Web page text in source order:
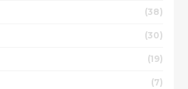
(38)
(30)
(19)
(7)